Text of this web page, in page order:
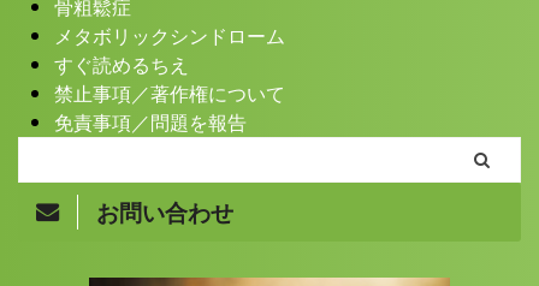
骨粗鬆症
メタボリックシンドローム
すぐ読めるちえ
禁止事項／著作権について
免責事項／問題を報告
お問い合わせ